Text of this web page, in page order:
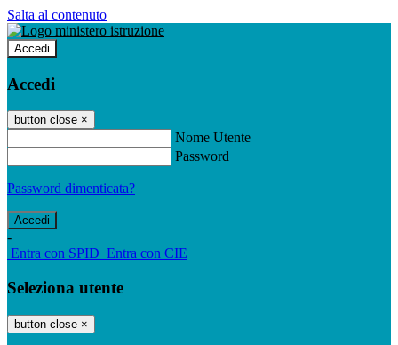
Salta al contenuto
Accedi
Accedi
button close ×
Nome Utente
Password
Password dimenticata?
-
Entra con SPID Entra con CIE
Seleziona utente
button close ×